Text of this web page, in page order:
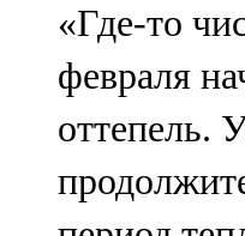
102,3 FM
Яңа чишмә
107,0 FM
Яр Чаллы
«Где-то
февраля
оттепель.